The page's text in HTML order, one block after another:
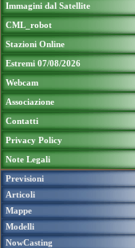
Immagini dal Satellite
CML_robot
Stazioni Online
Estremi 07/08/2026
Webcam
Associazione
Contatti
Privacy Policy
Note Legali
Previsioni
Articoli
Mappe
Modelli
NowCasting